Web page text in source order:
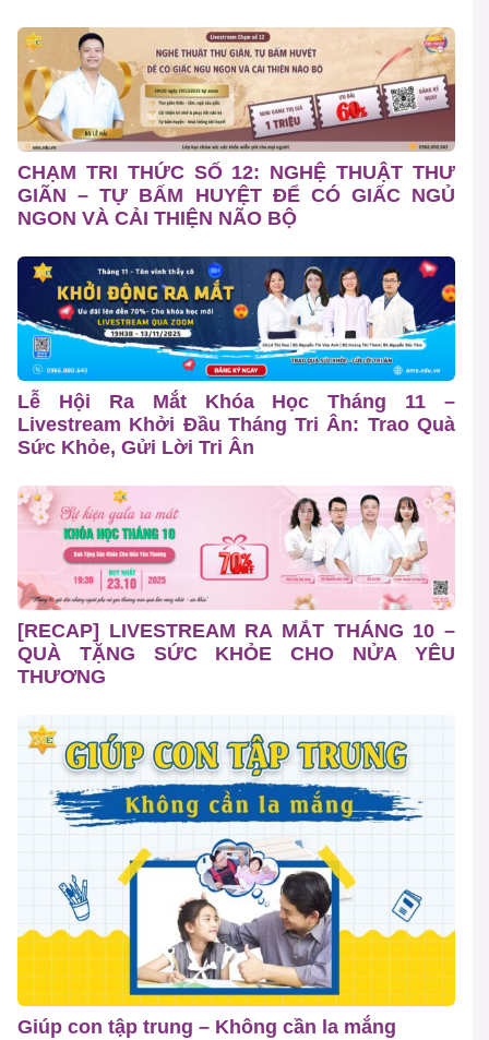
CHẠM TRI THỨC SỐ 12: NGHỆ THUẬT THƯ
GIÃN – TỰ BẤM HUYỆT ĐỂ CÓ GIẤC NGỦ
NGON VÀ CẢI THIỆN NÃO BỘ
Lễ Hội Ra Mắt Khóa Học Tháng 11 –
Livestream Khởi Đầu Tháng Tri Ân: Trao Quà
Sức Khỏe, Gửi Lời Tri Ân
[RECAP] LIVESTREAM RA MẮT THÁNG 10 –
QUÀ TẶNG SỨC KHỎE CHO NỬA YÊU
THƯƠNG
Giúp con tập trung – Không cần la mắng